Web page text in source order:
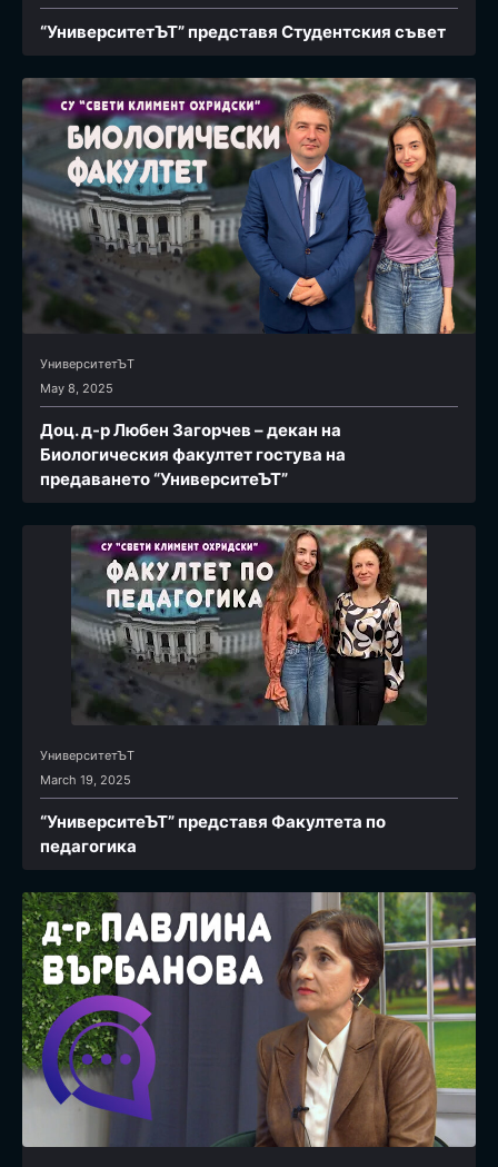
“УниверситетЪТ” представя Студентския съвет
УниверситетЪТ
May 8, 2025
Доц. д-р Любен Загорчев – декан на
Биологическия факултет гостува на
предаването “УниверситеЪТ”
УниверситетЪТ
March 19, 2025
“УниверситеЪТ” представя Факултета по
педагогика